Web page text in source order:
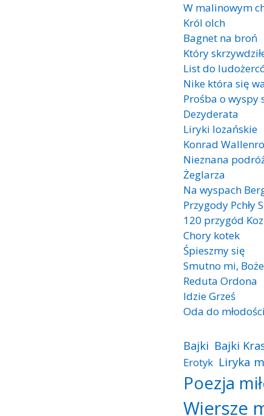
W malinowym
Król olch
Bagnet na broń
Który
List do
Nike która się
Prośba o wyspy
Dezyderata
Liryki lozańskie
Konrad
Nieznana
Żeglarza
Na wyspach
Przygody Pchły
120 przygód
Chory kotek
Śpieszmy się
Smutno mi,
Reduta Ordona
Idzie Grześ
Oda do młodości
Bajki Bajki
Erotyk Liryka
Poezja
Wiersze